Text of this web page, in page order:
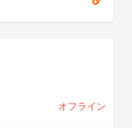
オフライン